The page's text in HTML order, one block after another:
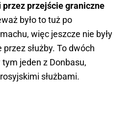
przez przejście graniczne
było to tuż po
więc jeszcze nie były
służby. To dwóch
jeden z Donbasu,
służbami.